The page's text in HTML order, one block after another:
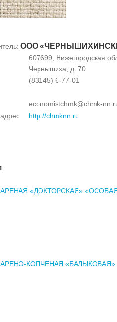
ООО
607699, Нижегородская
Чернышиха, д. 70
(83145) 6-77-01
economistchmk@chmk-
http://chmknn.ru
«ДОКТОРСКАЯ»
КОПЧЕНАЯ